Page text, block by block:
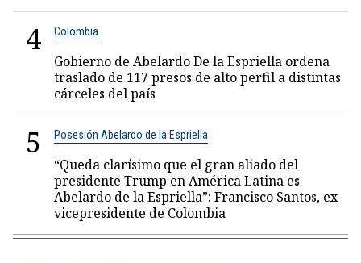
4 Colombia
Gobierno de Abelardo De la Espriella ordena
traslado de 117 presos de alto perfil a distintas
cárceles del país
5 Posesión Abelardo de la Espriella
“Queda clarísimo que el gran aliado del
presidente Trump en América Latina es
Abelardo de la Espriella”: Francisco Santos, ex
vicepresidente de Colombia